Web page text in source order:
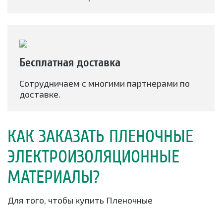
Бесплатная доставка
Сотрудничаем с многими партнерами по
доставке.
КАК ЗАКАЗАТЬ ПЛЕНОЧНЫЕ
ЭЛЕКТРОИЗОЛЯЦИОННЫЕ
МАТЕРИАЛЫ?
Для того, чтобы купить Пленочные